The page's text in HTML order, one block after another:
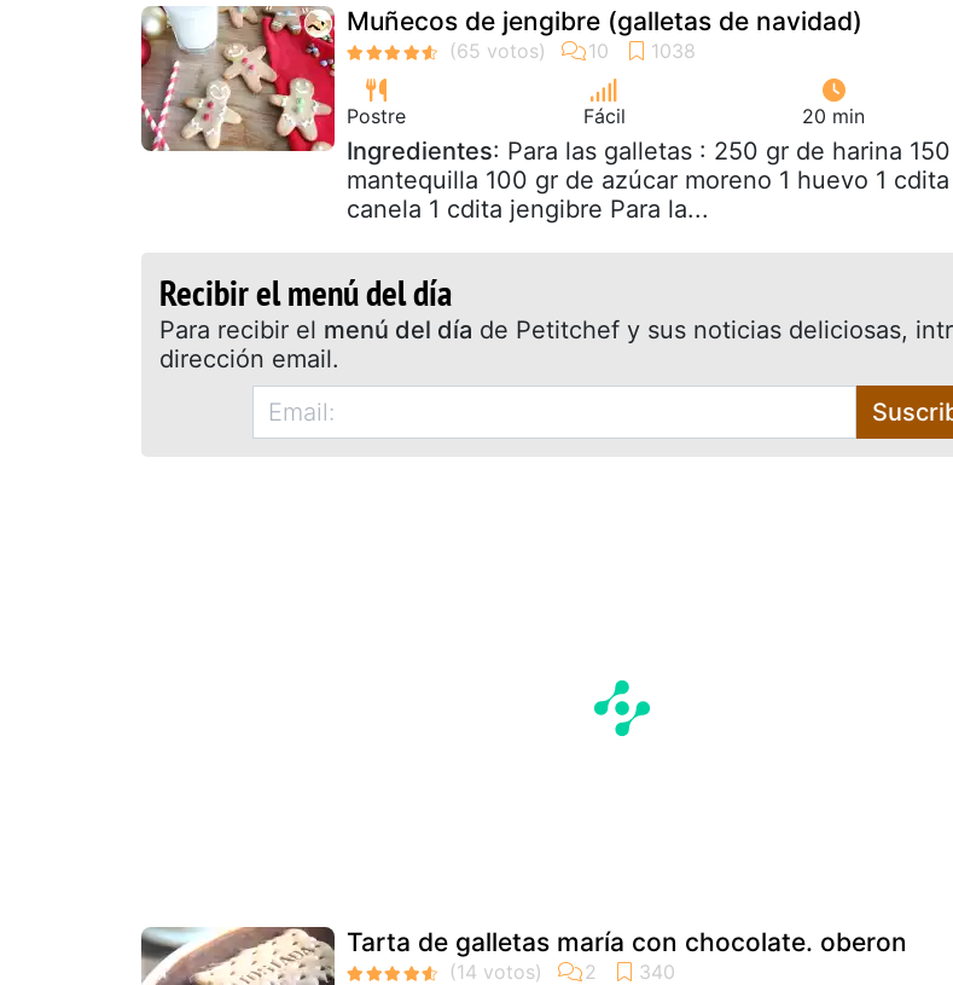
Muñecos de jengibre (galletas de navidad)
Postre Fácil 20 min
Ingredientes: Para las galletas : 250 gr de harina
mantequilla 100 gr de azúcar moreno 1 huevo 1
canela 1 cdita jengibre Para la...
Recibir el menú del día
Para recibir el menú del día de Petitchef y sus noticias deliciosas,
dirección email.
Tarta de galletas maría con chocolate. oberon